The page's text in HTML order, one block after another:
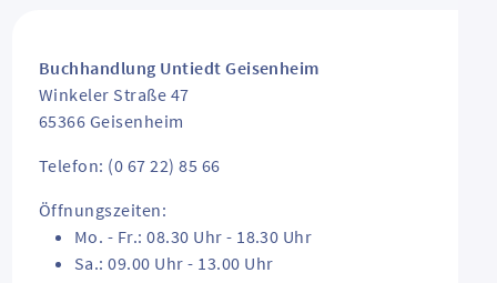
Buchhandlung Untiedt Geisenheim
Winkeler Straße 47
65366 Geisenheim
Telefon: (0 67 22) 85 66
Öffnungszeiten:
Mo. - Fr.: 08.30 Uhr - 18.30 Uhr
Sa.: 09.00 Uhr - 13.00 Uhr